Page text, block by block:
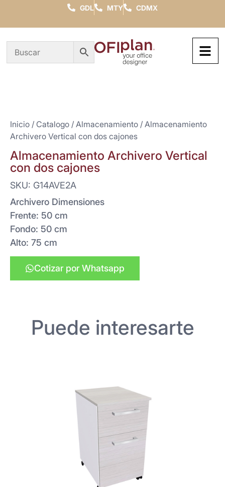
GDL MTY CDMX
Inicio / Catalogo / Almacenamiento / Almacenamiento
Archivero Vertical con dos cajones
Almacenamiento Archivero Vertical
con dos cajones
SKU: G14AVE2A
Archivero Dimensiones
Frente: 50 cm
Fondo: 50 cm
Alto: 75 cm
Cotizar por Whatsapp
Puede interesarte